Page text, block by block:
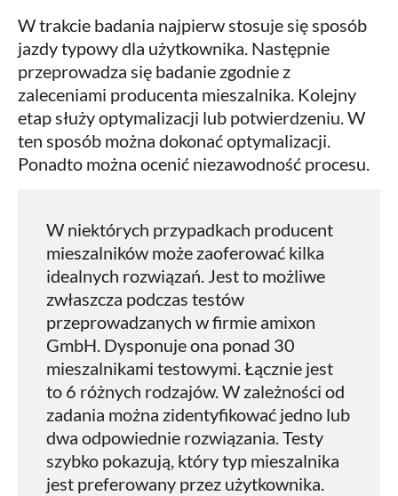
W trakcie badania najpierw stosuje się sposób
jazdy typowy dla użytkownika. Następnie
przeprowadza się badanie zgodnie z
zaleceniami producenta mieszalnika. Kolejny
etap służy optymalizacji lub potwierdzeniu. W
ten sposób można dokonać optymalizacji.
Ponadto można ocenić niezawodność procesu.
W niektórych przypadkach producent
mieszalników może zaoferować kilka
idealnych rozwiązań. Jest to możliwe
zwłaszcza podczas testów
przeprowadzanych w firmie amixon
GmbH. Dysponuje ona ponad 30
mieszalnikami testowymi. Łącznie jest
to 6 różnych rodzajów. W zależności od
zadania można zidentyfikować jedno lub
dwa odpowiednie rozwiązania. Testy
szybko pokazują, który typ mieszalnika
jest preferowany przez użytkownika.